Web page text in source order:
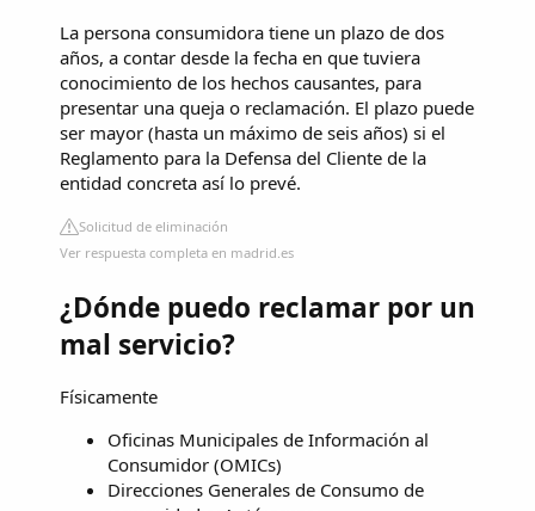
La persona consumidora tiene un plazo de dos
años, a contar desde la fecha en que tuviera
conocimiento de los hechos causantes, para
presentar una queja o reclamación. El plazo puede
ser mayor (hasta un máximo de seis años) si el
Reglamento para la Defensa del Cliente de la
entidad concreta así lo prevé.
Solicitud de eliminación
Ver respuesta completa en madrid.es
¿Dónde puedo reclamar por un
mal servicio?
Físicamente
Oficinas Municipales de Información al
Consumidor (OMICs)
Direcciones Generales de Consumo de